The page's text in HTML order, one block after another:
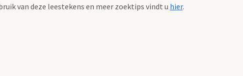
van deze leestekens en meer zoektips vindt u hier.